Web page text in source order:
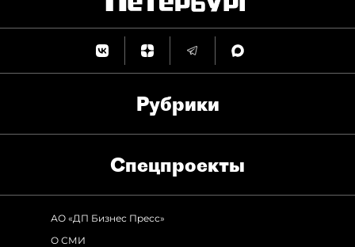
Рубрики
Спец­проекты
АО «ДП Бизнес Пресс»
О СМИ